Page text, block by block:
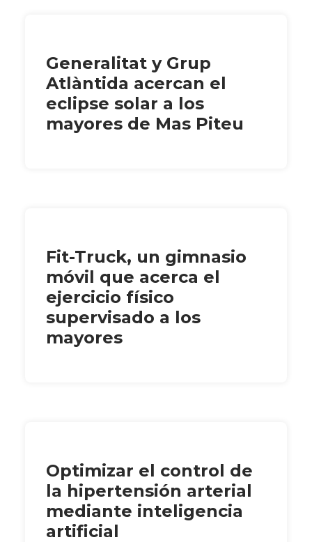
Generalitat y Grup
Atlàntida acercan el
eclipse solar a los
mayores de Mas Piteu
Fit-Truck, un gimnasio
móvil que acerca el
ejercicio físico
supervisado a los
mayores
Optimizar el control de
la hipertensión arterial
mediante inteligencia
artificial